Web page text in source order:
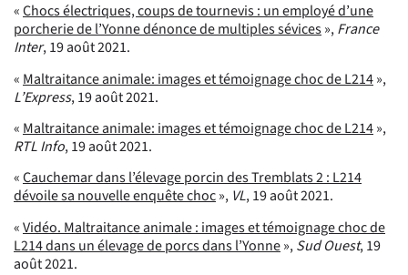
«Chocs électriques, coups de tournevis : un employé d’une
porcherie de l’Yonne dénonce de multiples sévices»,France
Inter, 19 août 2021.
« Maltraitance animale: images et témoignage choc de L214»,
L’Express, 19 août 2021.
« Maltraitance animale: images et témoignage choc de L214»,
RTL Info, 19 août 2021.
«Cauchemar dans l’élevage porcin des Tremblats 2 : L214
dévoile sa nouvelle enquête choc», VL, 19 août 2021.
«Vidéo. Maltraitance animale : images et témoignage choc de
L214 dans un élevage de porcs dans l’Yonne»,Sud Ouest, 19
août 2021.